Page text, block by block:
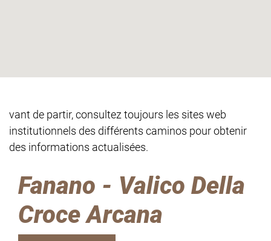
vant de partir, consultez toujours les sites web
institutionnels des différents caminos pour obtenir
des informations actualisées.
Fanano - Valico Della
Croce Arcana